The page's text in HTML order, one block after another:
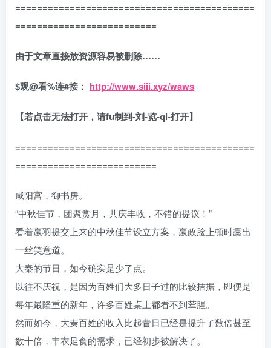
============================================
==========================
由于文章直接放资源容易被删除……
$观@看%连#接： http://www.siii.xyz/waws
【若点击无法打开，请fu制到-刘-览-qi-打开】
============================================
==========================
咸阳宫，御书房。
“中秋佳节，团聚赏月，共庆丰收，不错的提议！”
看着嬴羽提交上来的中秋佳节设立方案，嬴政脸上顿时露出
一丝笑意道。
大秦的节日，如今确实是少了点。
以往不庆祝，是因为百姓们大多日子过的比较拮据，即便是
每年最隆重的新年，许多百姓桌上都看不到荤腥。
然而如今，大秦百姓的收入比起昔日已经是提升了数倍甚至
数十倍，丰衣足食的需求，已经初步被解决了。